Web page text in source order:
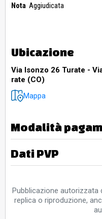
Nota Aggiudicata
Ubicazione
Via Isonzo 26 Turate -
rate (CO)
Mappa
Modalità
Dati PVP
Pubblicazione autorizzata
replica o riproduzione,